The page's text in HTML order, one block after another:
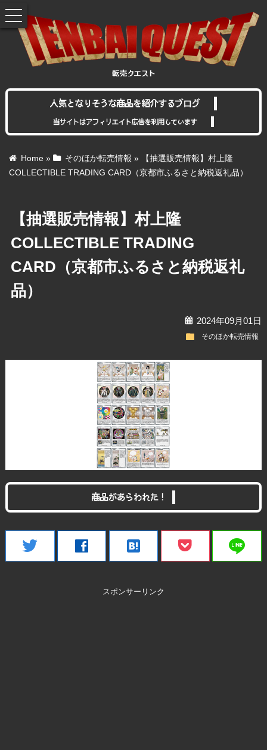
人気となりそうな商品を紹介するブログ
当サイトはアフィリエイト広告を利用しています
Home » そのほか転売情報 »
【抽選販売情報】村上隆
COLLECTIBLE TRADING CARD（京都市ふるさと納税返礼品）
【抽選販売情報】村上隆
COLLECTIBLE TRADING
CARD（京都市ふるさと納税返礼
品）
calendar2024年09月01日
folder そのほか転売情報
商品があらわれた！
twitter facebook hatenabookmark line
スポンサーリンク
toggle
navigation